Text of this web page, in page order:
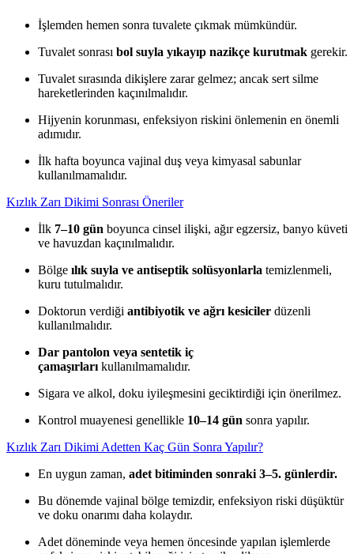
İşlemden hemen sonra tuvalete çıkmak mümkündür.
Tuvalet sonrası bol suyla yıkayıp nazikçe kurutmak gerekir.
Tuvalet sırasında dikişlere zarar gelmez; ancak sert silme
hareketlerinden kaçınılmalıdır.
Hijyenin korunması, enfeksiyon riskini önlemenin en önemli
adımıdır.
İlk hafta boyunca vajinal duş veya kimyasal sabunlar
kullanılmamalıdır.
Kızlık Zarı Dikimi Sonrası Öneriler
İlk 7–10 gün boyunca cinsel ilişki, ağır egzersiz, banyo küveti
ve havuzdan kaçınılmalıdır.
Bölge ılık suyla ve antiseptik solüsyonlarla temizlenmeli,
kuru tutulmalıdır.
Doktorun verdiği antibiyotik ve ağrı kesiciler düzenli
kullanılmalıdır.
Dar pantolon veya sentetik iç
çamaşırları kullanılmamalıdır.
Sigara ve alkol, doku iyileşmesini geciktirdiği için önerilmez.
Kontrol muayenesi genellikle 10–14 gün sonra yapılır.
Kızlık Zarı Dikimi Adetten Kaç Gün Sonra Yapılır?
En uygun zaman, adet bitiminden sonraki 3–5. günlerdir.
Bu dönemde vajinal bölge temizdir, enfeksiyon riski düşüktür
ve doku onarımı daha kolaydır.
Adet döneminde veya hemen öncesinde yapılan işlemlerde